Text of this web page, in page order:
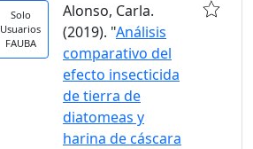
Solo
Usuarios
FAUBA
Alonso, Carla.
(2019). "Análisis
comparativo del
efecto insecticida
de tierra de
diatomeas y
harina de cáscara